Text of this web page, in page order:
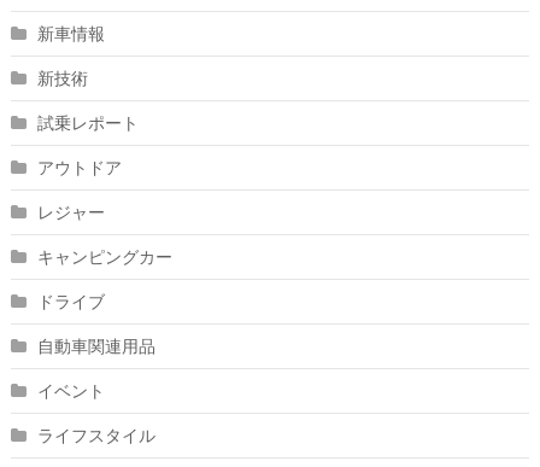
新車情報
新技術
試乗レポート
アウトドア
レジャー
キャンピングカー
ドライブ
自動車関連用品
イベント
ライフスタイル